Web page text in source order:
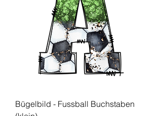
Bügelbild - Fussball Buchstaben